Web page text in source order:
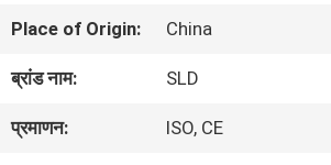
हमारे
बारे
में
Place of Origin: China
ब्रांड नाम: SLD
प्रमाणन: ISO, CE